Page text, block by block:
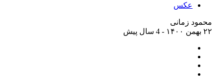
عکس
محمود زمانی
۲۲ بهمن ۱۴۰۰ - 4 سال پیش